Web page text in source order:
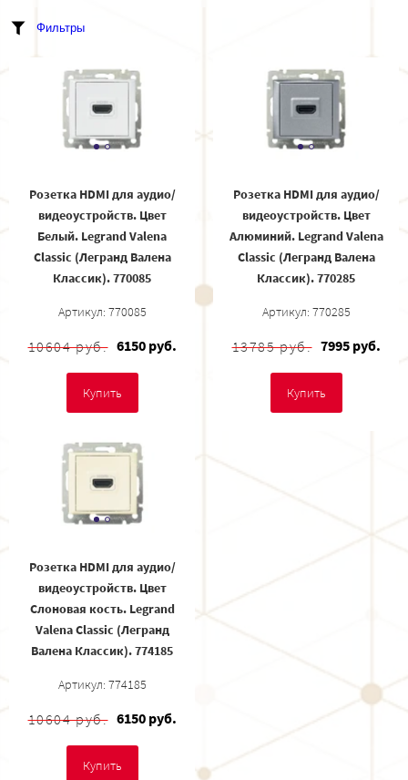
Фильтры
Розетка HDMI для аудио/
видеоустройств. Цвет
Белый. Legrand Valena
Classic (Легранд Валена
Классик). 770085
Артикул: 770085
10604 руб. 6150 руб.
Купить
Розетка HDMI для аудио/
видеоустройств. Цвет
Алюминий. Legrand Valena
Classic (Легранд Валена
Классик). 770285
Артикул: 770285
13785 руб. 7995 руб.
Купить
Розетка HDMI для аудио/
видеоустройств. Цвет
Слоновая кость. Legrand
Valena Classic (Легранд
Валена Классик). 774185
Артикул: 774185
10604 руб. 6150 руб.
Купить